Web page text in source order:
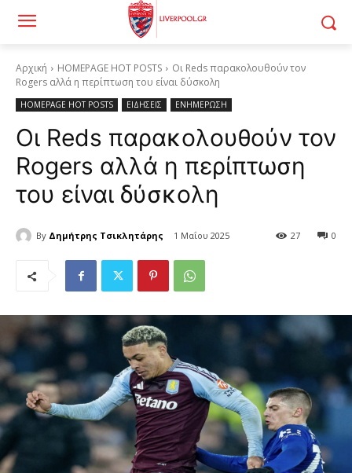
Αρχική HOMEPAGE HOT POSTS
Οι Reds παρακολουθούν τον
Rogers αλλά η περίπτωση του είναι δύσκολη
HOMEPAGE HOT POSTS ΕΙΔΗΣΕΙΣ ΕΝΗΜΕΡΩΣΗ
Οι Reds παρακολουθούν τον
Rogers αλλά η περίπτωση
του είναι δύσκολη
By Δημήτρης Τσικλητάρης 1 Μαΐου 2025 0
27